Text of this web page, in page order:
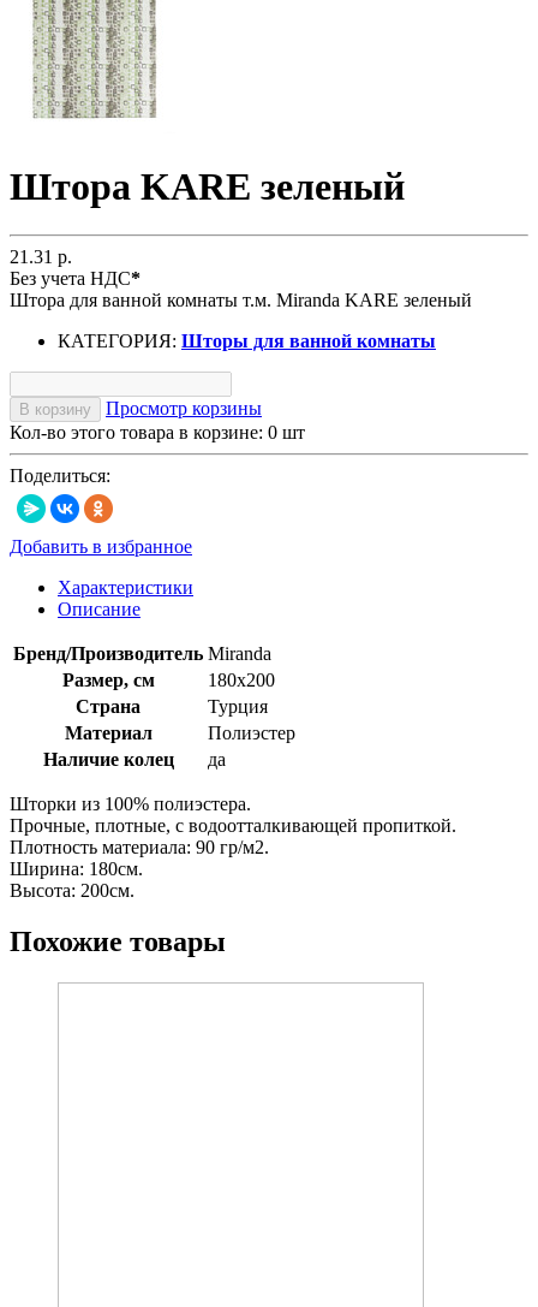
Штора KARE зеленый
21.31 р.
Без учета НДС*
Штора для ванной комнаты т.м. Miranda KARE зеленый
КАТЕГОРИЯ: Шторы для ванной комнаты
В корзину
Просмотр корзины
Кол-во этого товара в корзине: 0 шт
Поделиться:
Добавить в избранное
Характеристики
Описание
Бренд/Производитель Miranda
Размер, см
180х200
Страна
Турция
Материал
Полиэстер
Наличие колец
да
Шторки из 100% полиэстера.
Прочные, плотные, с водоотталкивающей пропиткой.
Плотность материала: 90 гр/м2.
Ширина: 180см.
Высота: 200см.
Похожие товары